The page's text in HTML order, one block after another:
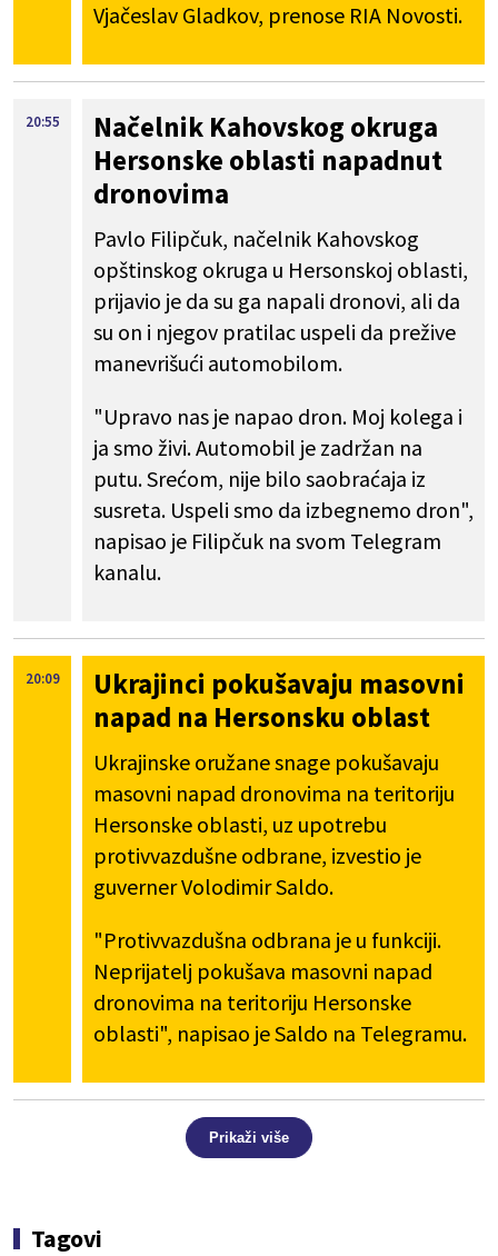
Vjačeslav Gladkov, prenose RIA Novosti.
20:55
Načelnik Kahovskog okruga
Hersonske oblasti napadnut
dronovima
Pavlo Filipčuk, načelnik Kahovskog
opštinskog okruga u Hersonskoj oblasti,
prijavio je da su ga napali dronovi, ali da
su on i njegov pratilac uspeli da prežive
manevrišući automobilom.
"Upravo nas je napao dron. Moj kolega i
ja smo živi. Automobil je zadržan na
putu. Srećom, nije bilo saobraćaja iz
susreta. Uspeli smo da izbegnemo dron",
napisao je Filipčuk na svom Telegram
kanalu.
20:09
Ukrajinci pokušavaju masovni
napad na Hersonsku oblast
Ukrajinske oružane snage pokušavaju
masovni napad dronovima na teritoriju
Hersonske oblasti, uz upotrebu
protivvazdušne odbrane, izvestio je
guverner Volodimir Saldo.
"Protivvazdušna odbrana je u funkciji.
Neprijatelj pokušava masovni napad
dronovima na teritoriju Hersonske
oblasti", napisao je Saldo na Telegramu.
Prikaži više
Tagovi